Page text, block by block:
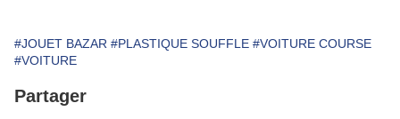
#JOUET BAZAR #PLASTIQUE SOUFFLE #VOITURE COURSE
#VOITURE
Partager